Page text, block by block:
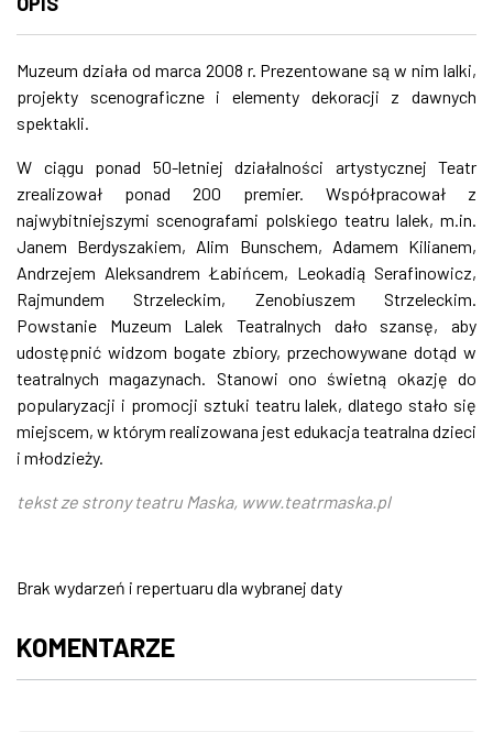
ZDJĘCIA
W RZESZOWIE
Muzeum działa od marca 2008 r. Prezentowane są w nim lalki,
projekty scenograficzne i elementy dekoracji z dawnych
spektakli.
W ciągu ponad 50-letniej działalności artystycznej Teatr
zrealizował ponad 200 premier. Współpracował z
najwybitniejszymi scenografami polskiego teatru lalek, m.in.
Janem Berdyszakiem, Alim Bunschem, Adamem Kilianem,
Andrzejem Aleksandrem Łabińcem, Leokadią Serafinowicz,
Rajmundem Strzeleckim, Zenobiuszem Strzeleckim.
Powstanie Muzeum Lalek Teatralnych dało szansę, aby
udostępnić widzom bogate zbiory, przechowywane dotąd w
teatralnych magazynach. Stanowi ono świetną okazję do
popularyzacji i promocji sztuki teatru lalek, dlatego stało się
miejscem, w którym realizowana jest edukacja teatralna dzieci
i młodzieży.
tekst ze strony teatru Maska, www.teatrmaska.pl
Brak wydarzeń i repertuaru dla wybranej daty
KOMENTARZE